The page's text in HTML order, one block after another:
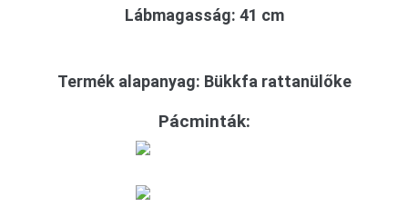
Lábmagasság: 41 cm
Termék alapanyag: Bükkfa rattanülőke
Pácminták: